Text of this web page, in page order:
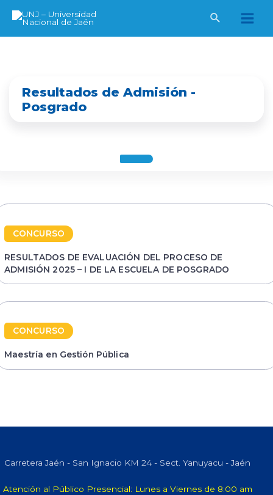
Main
Resultados de Admisión -
Posgrado
CONCURSO
RESULTADOS DE EVALUACIÓN DEL PROCESO DE
ADMISIÓN 2025 – I DE LA ESCUELA DE POSGRADO
CONCURSO
Maestría en Gestión Pública
Carretera Jaén - San Ignacio KM 24 - Sect. Yanuyacu - Jaén
Atención al Público Presencial: Lunes a Viernes de 8:00 am